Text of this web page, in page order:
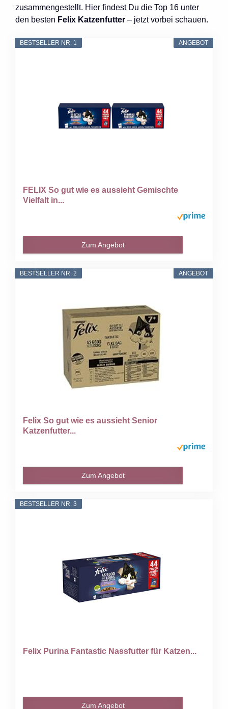
zusammengestellt. Hier findest Du die Top 16 unter
den besten Felix Katzenfutter – jetzt vorbei schauen.
ANGEBOT
BESTSELLER NR. 1
FELIX So gut wie es aussieht Gemischte
Vielfalt in...
Zum Angebot
ANGEBOT
BESTSELLER NR. 2
Felix So gut wie es aussieht Senior
Katzenfutter...
Zum Angebot
BESTSELLER NR. 3
Felix Purina Fantastic Nassfutter für Katzen...
Zum Angebot